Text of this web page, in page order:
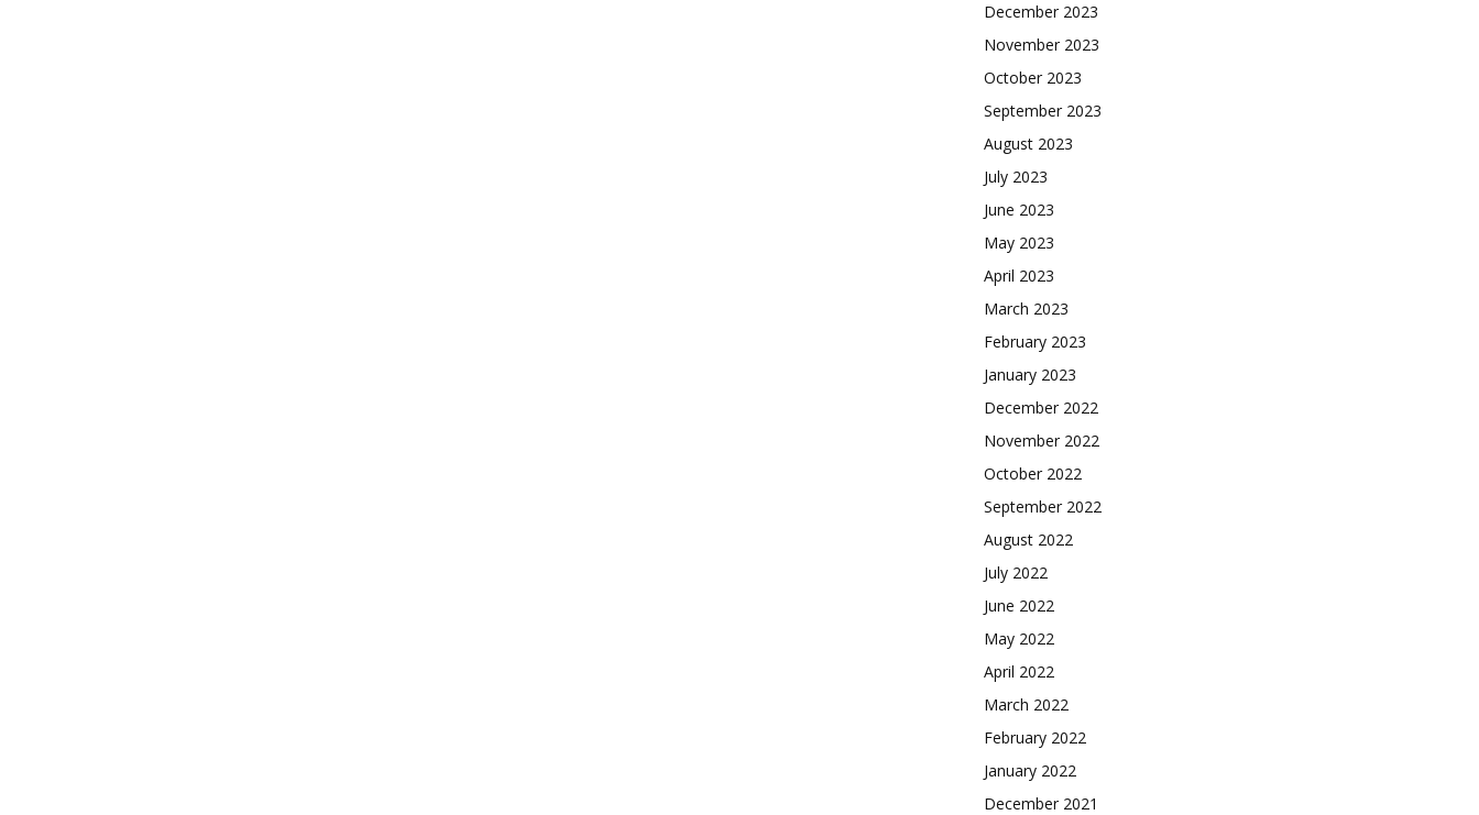
December 2023
November 2023
October 2023
September 2023
August 2023
July 2023
June 2023
May 2023
April 2023
March 2023
February 2023
January 2023
December 2022
November 2022
October 2022
September 2022
August 2022
July 2022
June 2022
May 2022
April 2022
March 2022
February 2022
January 2022
December 2021